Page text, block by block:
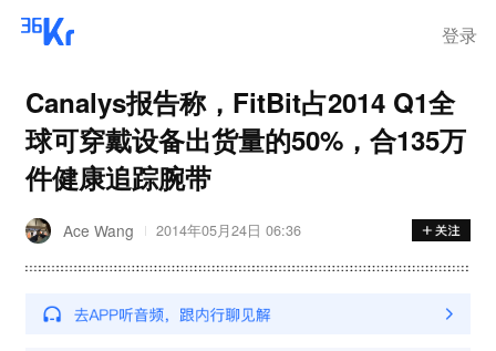
登录
Canalys报告称，FitBit占2014 Q1全
球可穿戴设备出货量的50%，合135万
件健康追踪腕带
Ace Wang 2014年05月24日 06:36